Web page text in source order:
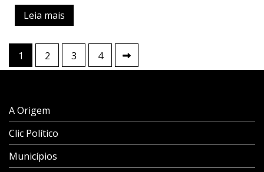
Leia mais
Paginação
de
1 2 3 4
A Origem
Clic Político
Municípios